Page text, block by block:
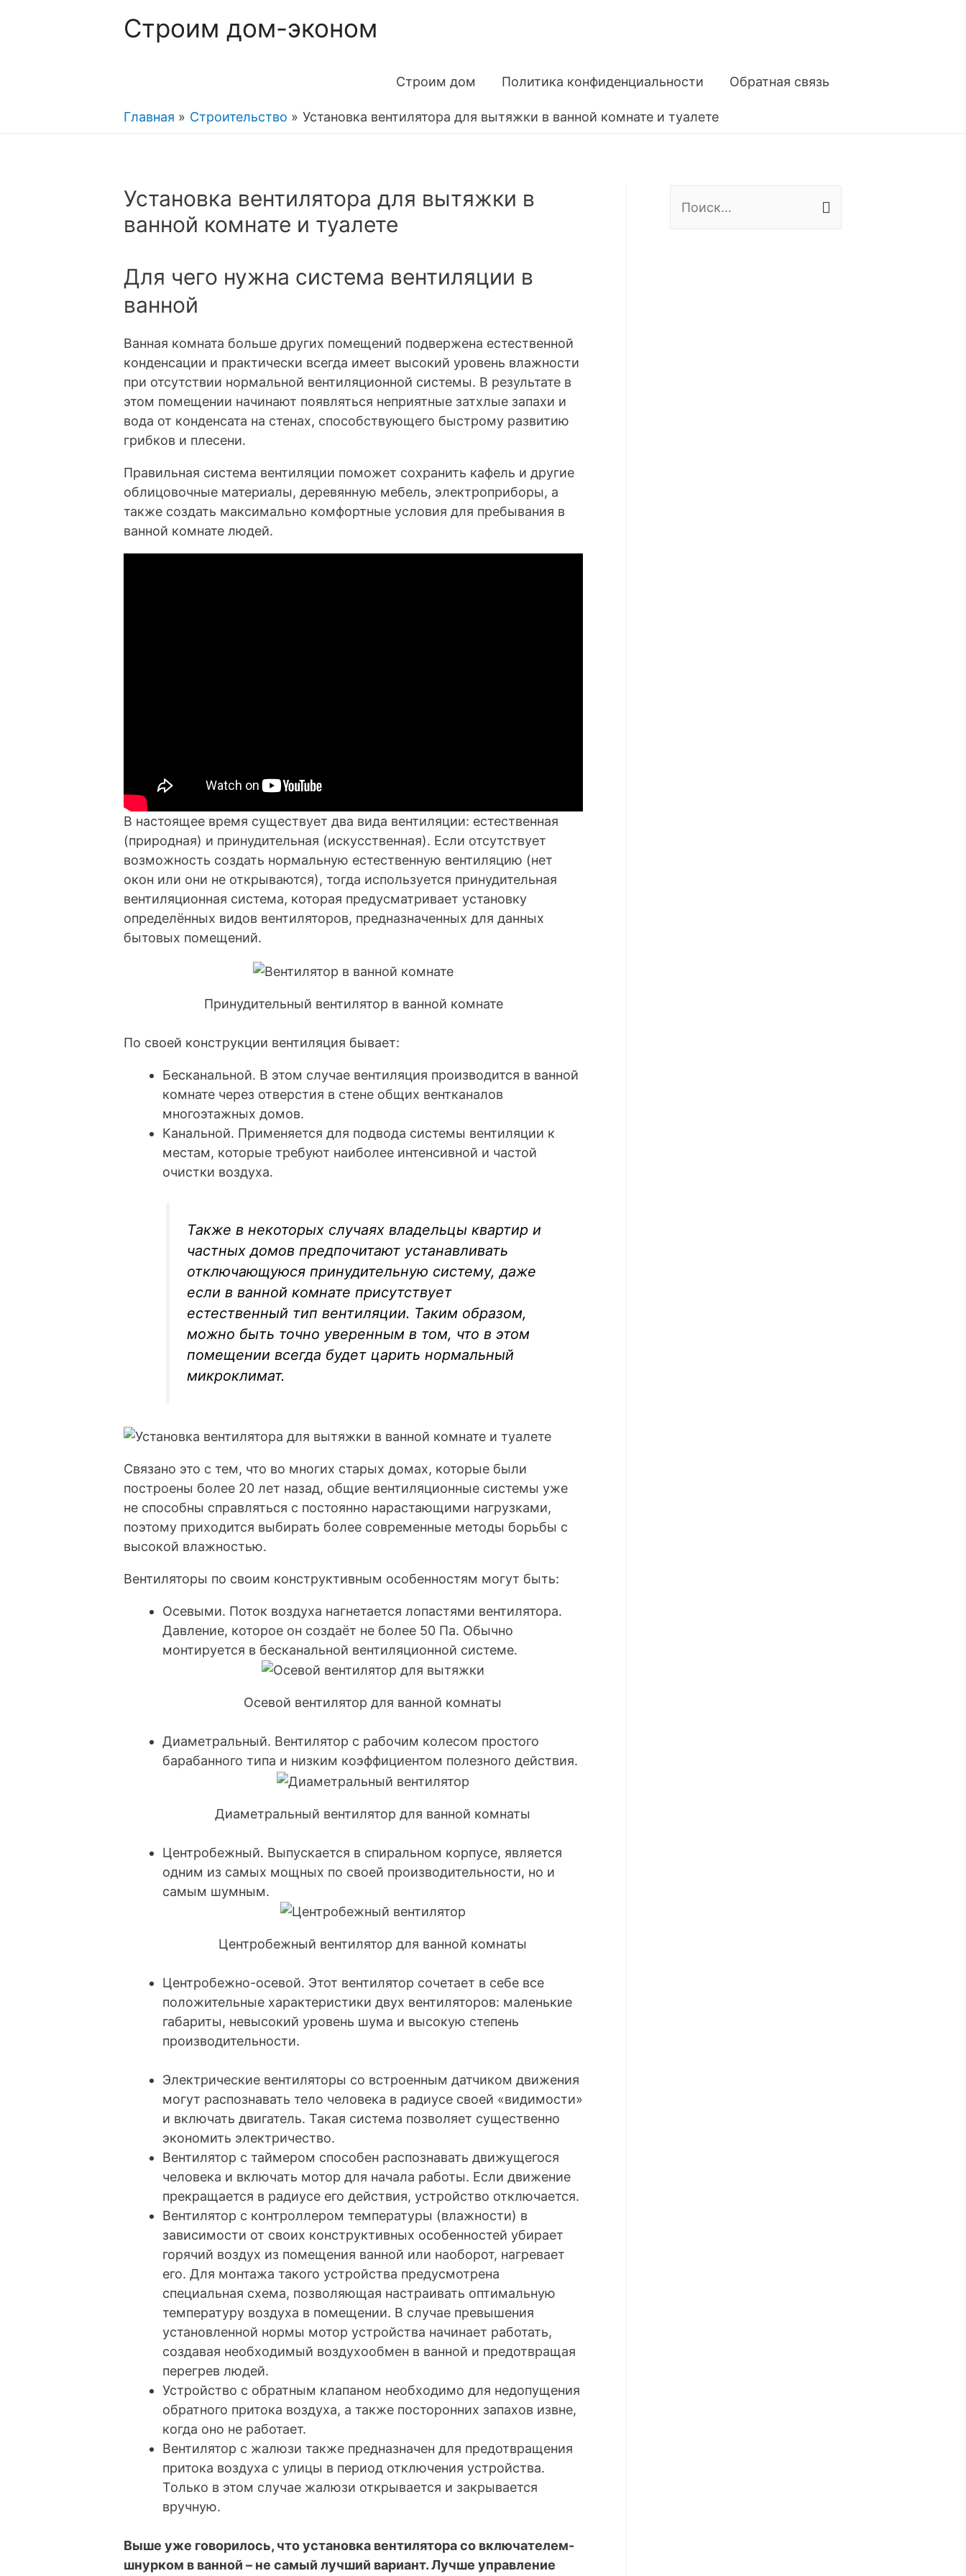
Строим дом-эконом
Строим дом Политика конфиденциальности Обратная связь
Главная Строительство Установка вентилятора для вытяжки в ванной комнате и туалете
Установка вентилятора для вытяжки в
ванной комнате и туалете
Для чего нужна система вентиляции в
ванной
Ванная комната больше других помещений подвержена естественной
конденсации и практически всегда имеет высокий уровень влажности
при отсутствии нормальной вентиляционной системы. В результате в
этом помещении начинают появляться неприятные затхлые запахи и
вода от конденсата на стенах, способствующего быстрому развитию
грибков и плесени.
Правильная система вентиляции поможет сохранить кафель и другие
облицовочные материалы, деревянную мебель, электроприборы, а
также создать максимально комфортные условия для пребывания в
ванной комнате людей.
В настоящее время существует два вида вентиляции: естественная
(природная) и принудительная (искусственная). Если отсутствует
возможность создать нормальную естественную вентиляцию (нет
окон или они не открываются), тогда используется принудительная
вентиляционная система, которая предусматривает установку
определённых видов вентиляторов, предназначенных для данных
бытовых помещений.
Принудительный вентилятор в ванной комнате
По своей конструкции вентиляция бывает:
Бесканальной. В этом случае вентиляция производится в ванной
комнате через отверстия в стене общих вентканалов
многоэтажных домов.
Канальной. Применяется для подвода системы вентиляции к
местам, которые требуют наиболее интенсивной и частой
очистки воздуха.
Также в некоторых случаях владельцы квартир и
частных домов предпочитают устанавливать
отключающуюся принудительную систему, даже
если в ванной комнате присутствует
естественный тип вентиляции. Таким образом,
можно быть точно уверенным в том, что в этом
помещении всегда будет царить нормальный
микроклимат.
Связано это с тем, что во многих старых домах, которые были
построены более 20 лет назад, общие вентиляционные системы уже
не способны справляться с постоянно нарастающими нагрузками,
поэтому приходится выбирать более современные методы борьбы с
высокой влажностью.
Вентиляторы по своим конструктивным особенностям могут быть:
Осевыми. Поток воздуха нагнетается лопастями вентилятора.
Давление, которое он создаёт не более 50 Па. Обычно
монтируется в бесканальной вентиляционной системе.
Осевой вентилятор для ванной комнаты
Диаметральный. Вентилятор с рабочим колесом простого
барабанного типа и низким коэффициентом полезного действия.
Диаметральный вентилятор для ванной комнаты
Центробежный. Выпускается в спиральном корпусе, является
одним из самых мощных по своей производительности, но и
самым шумным.
Центробежный вентилятор для ванной комнаты
Центробежно-осевой. Этот вентилятор сочетает в себе все
положительные характеристики двух вентиляторов: маленькие
габариты, невысокий уровень шума и высокую степень
производительности.
Электрические вентиляторы со встроенным датчиком движения
могут распознавать тело человека в радиусе своей «видимости»
и включать двигатель. Такая система позволяет существенно
экономить электричество.
Вентилятор с таймером способен распознавать движущегося
человека и включать мотор для начала работы. Если движение
прекращается в радиусе его действия, устройство отключается.
Вентилятор с контроллером температуры (влажности) в
зависимости от своих конструктивных особенностей убирает
горячий воздух из помещения ванной или наоборот, нагревает
его. Для монтажа такого устройства предусмотрена
специальная схема, позволяющая настраивать оптимальную
температуру воздуха в помещении. В случае превышения
установленной нормы мотор устройства начинает работать,
создавая необходимый воздухообмен в ванной и предотвращая
перегрев людей.
Устройство с обратным клапаном необходимо для недопущения
обратного притока воздуха, а также посторонних запахов извне,
когда оно не работает.
Вентилятор с жалюзи также предназначен для предотвращения
притока воздуха с улицы в период отключения устройства.
Только в этом случае жалюзи открывается и закрывается
вручную.
Выше уже говорилось, что установка вентилятора со включателем-
шнурком в ванной – не самый лучший вариант. Лучше управление